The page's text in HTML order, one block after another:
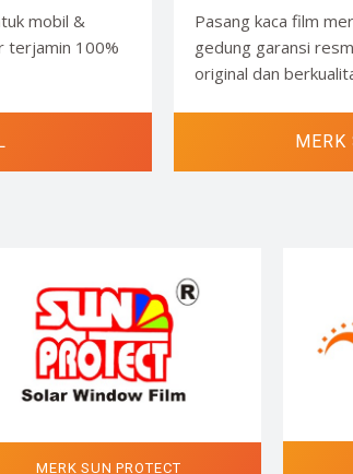
mobil &
terjamin 100%
Pasang kaca film
gedung garansi
original dan
MERK
MERK SUN PROTECT